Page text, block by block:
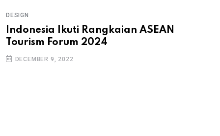
DESIGN
Indonesia Ikuti Rangkaian ASEAN
Tourism Forum 2024
DECEMBER 9, 2022